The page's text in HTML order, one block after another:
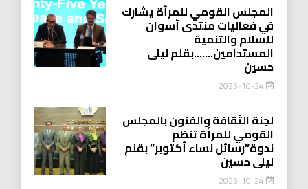
المجلس القومي للمرأة يشارك
في فعاليات منتدى أسوان
للسلام والتنمية
المستدامين…….بقلم ليلى
حسين
2025-10-24
لجنة الثقافة والفنون بالمجلس
القومي للمرأة تنظم
ندوة”رسائل نساء أكتوبر” بقلم
ليلى حسين
2025-10-24